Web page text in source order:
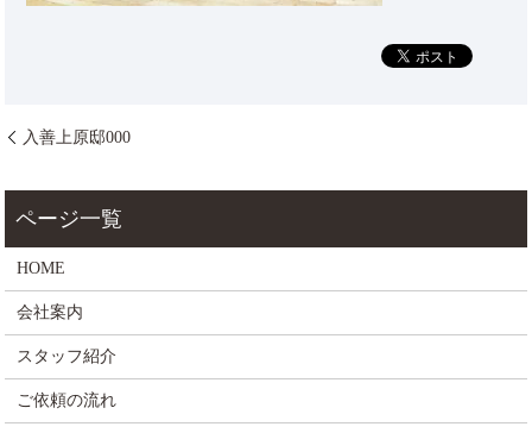
入善上原邸000
HOME
会社案内
スタッフ紹介
ご依頼の流れ